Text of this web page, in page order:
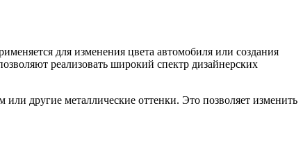
для изменения цвета автомобиля или создания
реализовать широкий спектр дизайнерских
другие металлические оттенки. Это позволяет изменить